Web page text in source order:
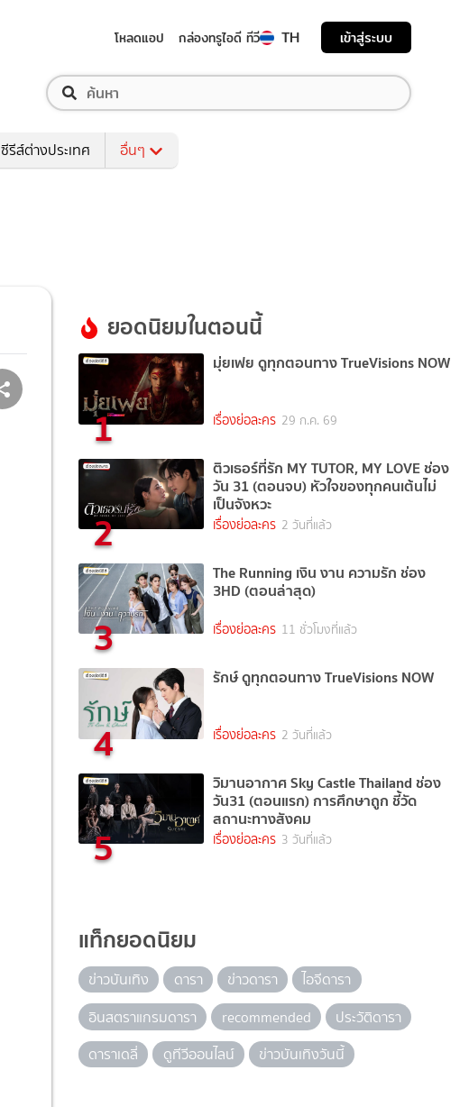
โหลดแอป กล่องทรูไอดี ทีวี TH เข้าสู่ระบบ
ซีรีส์ต่างประเทศ อื่นๆ
ยอดนิยมในตอนนี้
1
มุ่ยเฟย ดูทุกตอนทาง TrueVisions NOW
เรื่องย่อละคร 29 ก.ค. 69
2
ติวเธอร์ที่รัก MY TUTOR, MY LOVE ช่อง
วัน 31 (ตอนจบ) หัวใจของทุกคนเต้นไม่
เป็นจังหวะ
เรื่องย่อละคร 2 วันที่แล้ว
3
The Running เงิน งาน ความรัก ช่อง
3HD (ตอนล่าสุด)
เรื่องย่อละคร 11 ชั่วโมงที่แล้ว
4
รักษ์ ดูทุกตอนทาง TrueVisions NOW
เรื่องย่อละคร 2 วันที่แล้ว
5
วิมานอากาศ Sky Castle Thailand ช่อง
วัน31 (ตอนแรก) การศึกษาถูก ชี้วัด
สถานะทางสังคม
เรื่องย่อละคร 3 วันที่แล้ว
แท็กยอดนิยม
ข่าวบันเทิง ดารา ข่าวดารา
ไอจีดารา
อินสตราแกรมดารา
recommended
ประวัติดารา
ดาราเดลี่
ดูทีวีออนไลน์ ข่าวบันเทิงวันนี้